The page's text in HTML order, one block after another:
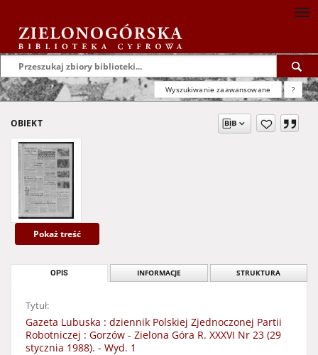
Wyszukiwanie zaawansowane ?
OBIEKT
Pokaż treść
OPIS INFORMACJE STRUKTURA
Tytuł:
Gazeta Lubuska : dziennik Polskiej Zjednoczonej Partii
Robotniczej : Gorzów - Zielona Góra R. XXXVI Nr 23 (29
stycznia 1988). - Wyd. 1